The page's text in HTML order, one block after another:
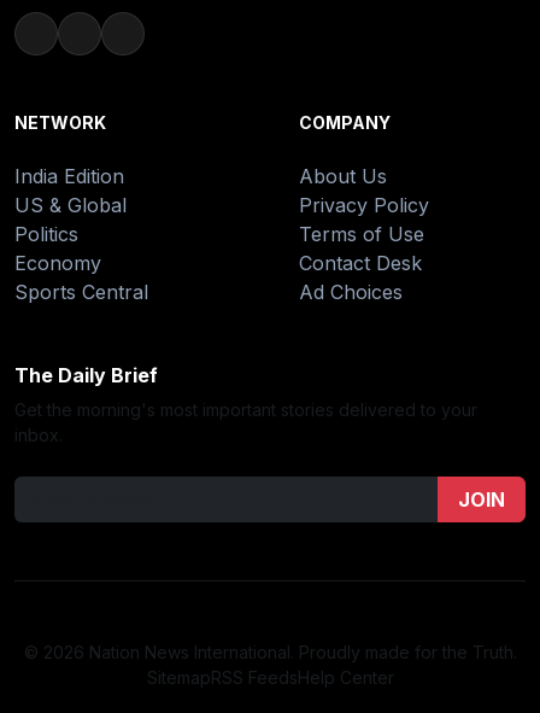
NETWORK
India Edition
US & Global
Politics
Economy
Sports Central
COMPANY
About Us
Privacy Policy
Terms of Use
Contact Desk
Ad Choices
The Daily Brief
Get the morning's most important stories delivered to your
inbox.
JOIN
© 2026 Nation News International. Proudly made for the Truth.
SitemapRSS FeedsHelp Center